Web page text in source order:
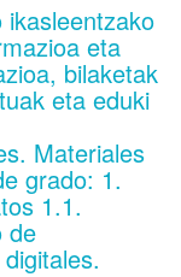
ikasleentzako
eta
bilaketak
eta eduki
Materiales
grado: 1.
1.1.
de